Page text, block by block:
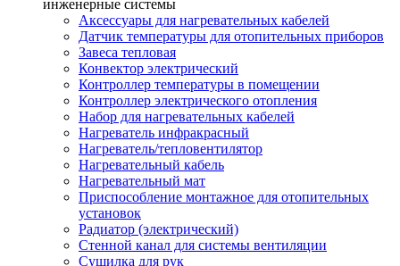
инженерные системы
Аксессуары для нагревательных кабелей
Датчик температуры для отопительных приборов
Завеса тепловая
Конвектор электрический
Контроллер температуры в помещении
Контроллер электрического отопления
Набор для нагревательных кабелей
Нагреватель инфракрасный
Нагреватель/тепловентилятор
Нагревательный кабель
Нагревательный мат
Приспособление монтажное для отопительных
установок
Радиатор (электрический)
Стенной канал для системы вентиляции
Сушилка для рук